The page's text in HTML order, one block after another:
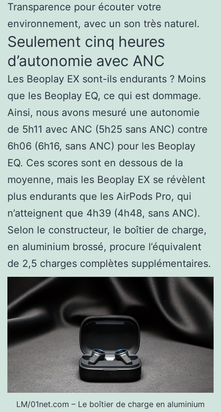
Transparence pour écouter votre
environnement, avec un son très naturel.
Seulement cinq heures
d’autonomie avec ANC
Les Beoplay EX sont-ils endurants ? Moins
que les Beoplay EQ, ce qui est dommage.
Ainsi, nous avons mesuré une autonomie
de 5h11 avec ANC (5h25 sans ANC) contre
6h06 (6h16, sans ANC) pour les Beoplay
EQ. Ces scores sont en dessous de la
moyenne, mais les Beoplay EX se révèlent
plus endurants que les AirPods Pro, qui
n’atteignent que 4h39 (4h48, sans ANC).
Selon le constructeur, le boîtier de charge,
en aluminium brossé, procure l’équivalent
de 2,5 charges complètes supplémentaires.
LM/01net.com – Le boîtier de charge en aluminium